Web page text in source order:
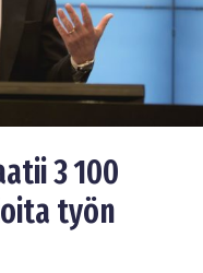
3 100
työn